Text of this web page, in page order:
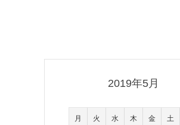
2019年5月
月 火 水 木 金 土